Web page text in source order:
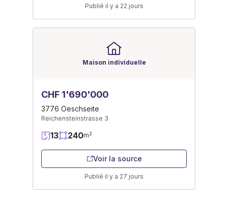
Publié il y a 22 jours
Maison individuelle
CHF 1'690'000
3776 Oeschseite
Reichensteinstrasse 3
13 240m2
Voir la source
Publié il y a 27 jours